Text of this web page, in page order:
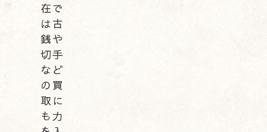
在で
は古
銭や
切手
など
の買
取に
も力